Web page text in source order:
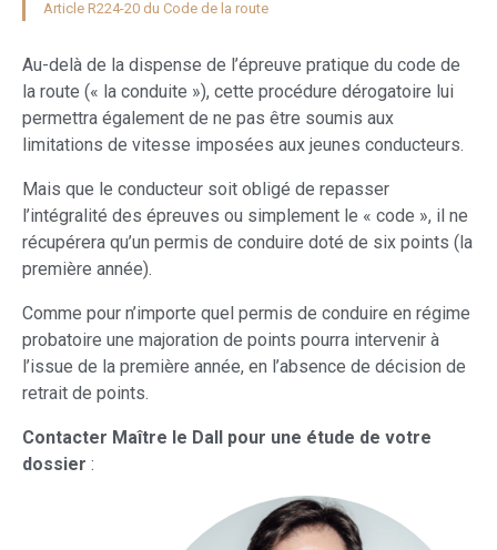
Article R224-20 du Code de la route
Au-delà de la dispense de l’épreuve pratique du code de
la route (« la conduite »), cette procédure dérogatoire lui
permettra également de ne pas être soumis aux
limitations de vitesse imposées aux jeunes conducteurs.
Mais que le conducteur soit obligé de repasser
l’intégralité des épreuves ou simplement le « code », il ne
récupérera qu’un permis de conduire doté de six points (la
première année).
Comme pour n’importe quel permis de conduire en régime
probatoire une majoration de points pourra intervenir à
l’issue de la première année, en l’absence de décision de
retrait de points.
Contacter Maître le Dall pour une étude de votre
dossier :